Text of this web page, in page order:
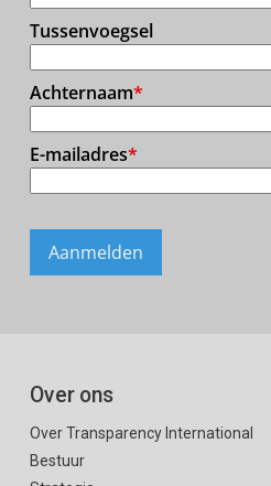
Over ons
Over Transparency International
Bestuur